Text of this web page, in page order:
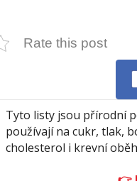
Rate this post
Tyto listy jsou přírodní
používají na cukr, tlak,
cholesterol i krevní